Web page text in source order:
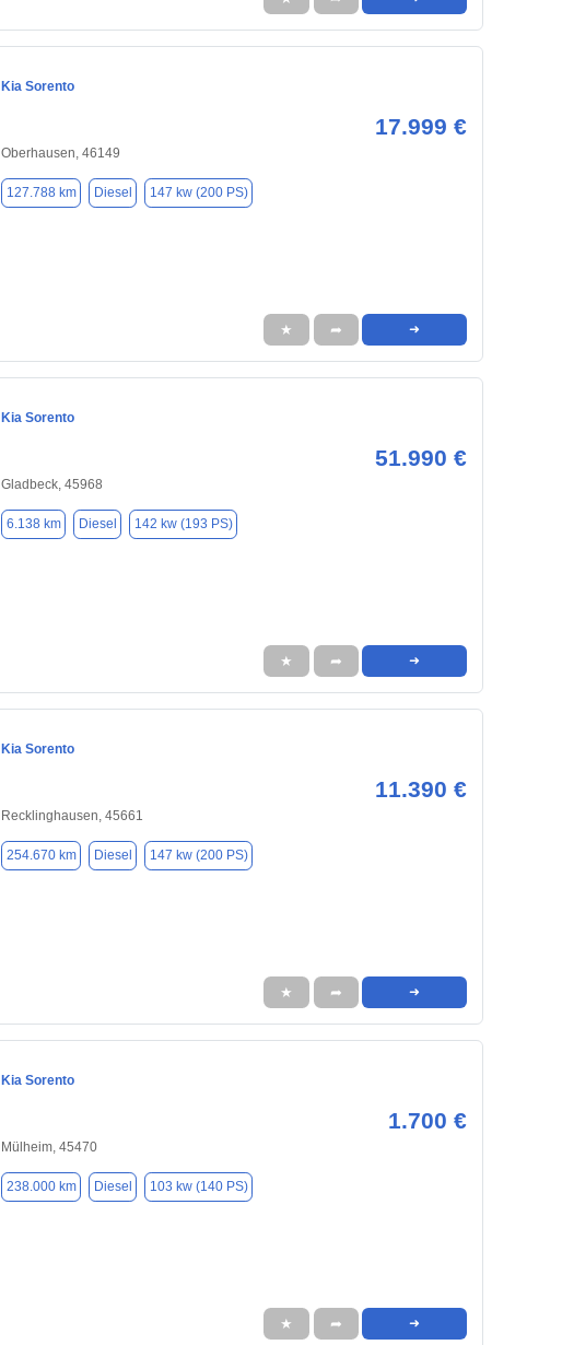
Kia Sorento
17.999 €
Oberhausen, 46149
127.788 km Diesel 147 kw (200 PS)
★ ➦ ➜
Kia Sorento
51.990 €
Gladbeck, 45968
6.138 km Diesel 142 kw (193 PS)
★ ➦ ➜
Kia Sorento
11.390 €
Recklinghausen, 45661
254.670 km Diesel 147 kw (200 PS)
★ ➦ ➜
Kia Sorento
1.700 €
Mülheim, 45470
238.000 km Diesel 103 kw (140 PS)
★ ➦ ➜